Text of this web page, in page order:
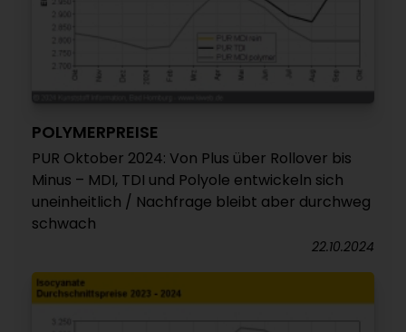
POLYMERPREISE
PUR Oktober 2024: Von Plus über Rollover bis
Minus – MDI, TDI und Polyole entwickeln sich
uneinheitlich / Nachfrage bleibt aber durchweg
schwach
22.10.2024